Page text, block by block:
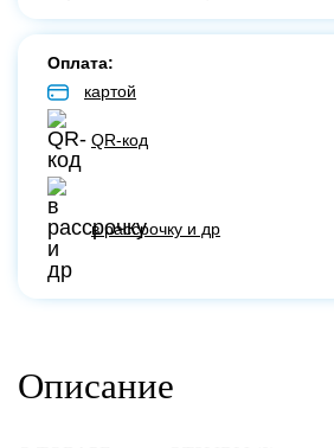
Оплата:
картой
QR-код
в рассрочку и др
Описание